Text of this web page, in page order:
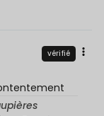
vérifié